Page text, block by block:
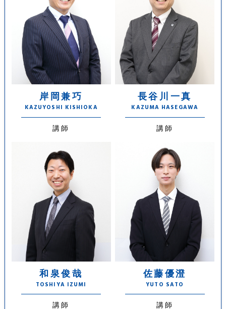
岸岡兼巧
KAZUYOSHI KISHIOKA
講師
長谷川一真
KAZUMA HASEGAWA
講師
和泉俊哉
TOSHIYA IZUMI
講師
佐藤優澄
YUTO SATO
講師